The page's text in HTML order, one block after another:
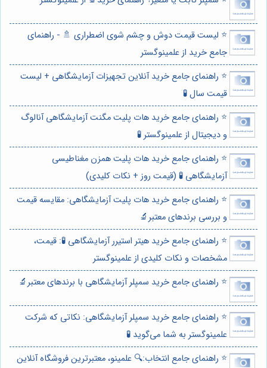
⭐️ لیست قیمت دوش و چشم شوی اضطراری 🚿 - راهنمای
جامع خرید از علمینوگستر
⭐️ راهنمای جامع خرید آنلاین تجهیزات آزمایشگاهی + لیست
قیمت سال 🧪
⭐️ راهنمای جامع خرید هات پلیت مگنت آزمایشگاهی آنالوگ
و دیجیتال از علمینوگستر 🧪
⭐️ راهنمای جامع خرید هات پلیت همزن مغناطیسی
آزمایشگاهی 🧪 (قیمت روز + نکات کلیدی)
⭐️ راهنمای جامع خرید هات پلیت آزمایشگاهی: مقایسه قیمت
و بررسی برندهای معتبر🔬
⭐️ راهنمای جامع خرید هیتر استیرر آزمایشگاهی 🧪: قیمت،
مشخصات و نکات کلیدی از علمینوگستر
⭐️ راهنمای جامع خرید سمپلر آزمایشگاهی با برندهای معتبر🔬
⭐️ راهنمای جامع خرید سمپلر آزمایشگاهی: نکاتی که شرکت
علمینوگستر به شما می‌گوید 🧪
⭐️ راهنمای جامع انتخاب:🔍 علمینو، معتبرترین فروشگاه آنلاین